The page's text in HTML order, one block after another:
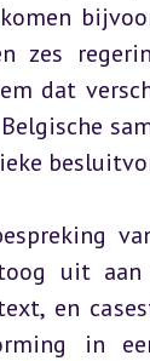
komen
zes
dat
uit
en
in